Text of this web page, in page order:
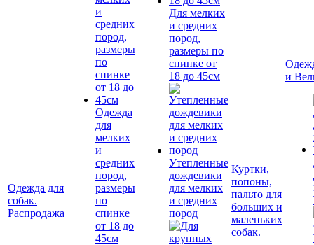
Одежда для
собак.
Распродажа
Одежда
для
мелких
и
средних
пород,
размеры
по
спинке
от 18 до
45см
Для мелких
и средних
пород,
размеры по
спинке от
18 до 45см
Утепленные
дождевики
для мелких
и средних
пород
Куртки,
попоны,
пальто для
больших и
маленьких
собак.
и